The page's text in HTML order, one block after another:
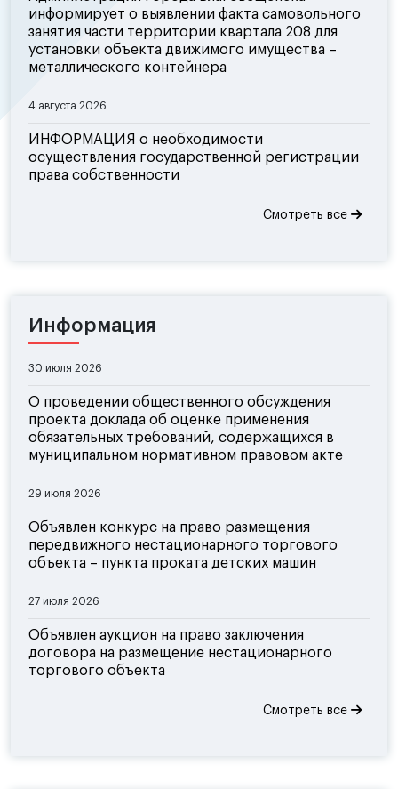
информирует о выявлении факта самовольного
занятия части территории квартала 208 для
установки объекта движимого имущества –
металлического контейнера
4 августа 2026
ИНФОРМАЦИЯ о необходимости
осуществления государственной регистрации
права собственности
Смотреть все
Информация
30 июля 2026
О проведении общественного обсуждения
проекта доклада об оценке применения
обязательных требований, содержащихся в
муниципальном нормативном правовом акте
29 июля 2026
Объявлен конкурс на право размещения
передвижного нестационарного торгового
объекта – пункта проката детских машин
27 июля 2026
Объявлен аукцион на право заключения
договора на размещение нестационарного
торгового объекта
Смотреть все